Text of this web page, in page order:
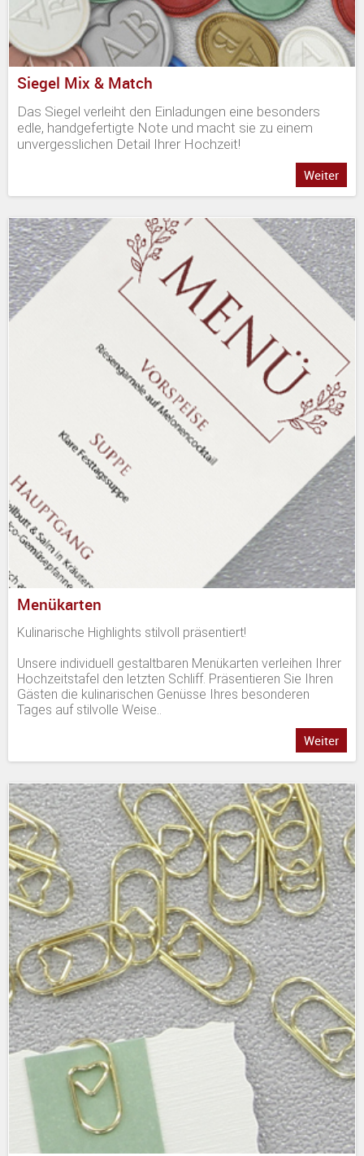
Siegel Mix & Match
Das Siegel verleiht den Einladungen eine besonders
edle, handgefertigte Note und macht sie zu einem
unvergesslichen Detail Ihrer Hochzeit!
Weiter
Menükarten
Kulinarische Highlights stilvoll präsentiert!
Unsere individuell gestaltbaren Menükarten verleihen Ihrer
Hochzeitstafel den letzten Schliff. Präsentieren Sie Ihren
Gästen die kulinarischen Genüsse Ihres besonderen
Tages auf stilvolle Weise..
Weiter